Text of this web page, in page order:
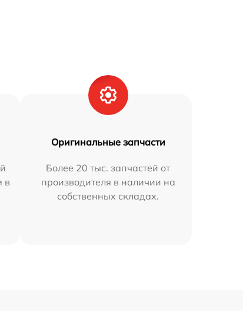
в
Оригинальные запчасти
Более 20 тыс. запчастей от
производителя в наличии на
собственных складах.